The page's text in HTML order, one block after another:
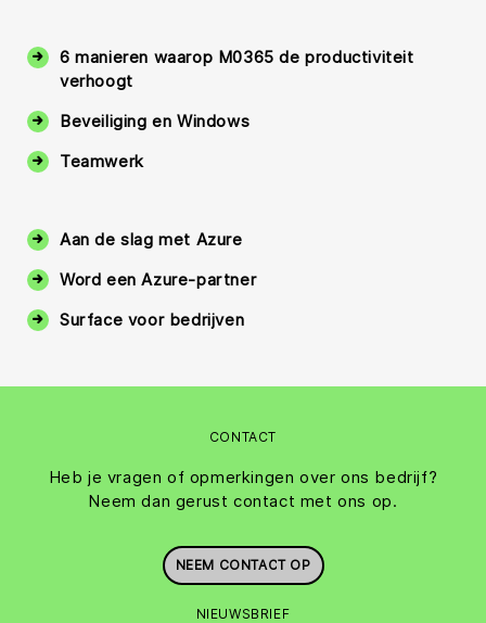
6 manieren waarop M0365 de productiviteit
verhoogt
Beveiliging en Windows
Teamwerk
Aan de slag met Azure
Word een Azure-partner
Surface voor bedrijven
CONTACT
Heb je vragen of opmerkingen over ons bedrijf?
Neem dan gerust contact met ons op.
NEEM CONTACT OP
NIEUWSBRIEF